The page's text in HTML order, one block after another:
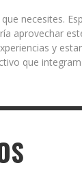
necesites.
aprovechar
y
que